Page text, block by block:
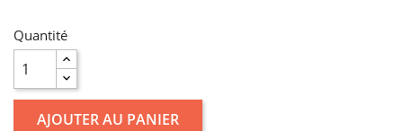
Quantité
AJOUTER AU PANIER